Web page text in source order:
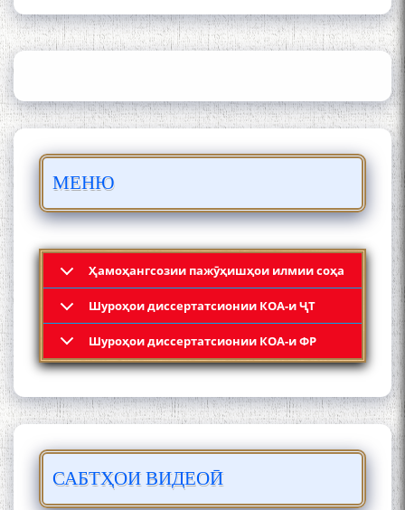
МЕНЮ
Ҳамоҳангсозии пажӯҳишҳои илмии соҳа
Шyроҳои диссертатсионии КОА-и ҶТ
Шyроҳои диссертатсионии КОА-и ФР
САБТҲОИ ВИДЕОӢ
АКАДЕМИЯИ МИЛЛИИ
ИЛМҲОИ ТОҶИКИСТОН
БО 4 000 000 СОМОНӢ
МӮЪМИН ҚАНОАТ СОХТА
Кадамчо Худои Шарифзода
Сайре дар Осорхона